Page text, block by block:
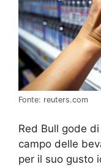
Fonte: reuters.com
Red Bull gode
campo delle
per il suo gusto